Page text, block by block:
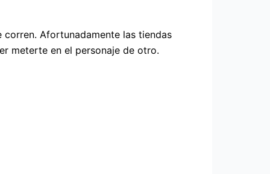
Afortunadamente las tiendas
meterte en el personaje de otro.